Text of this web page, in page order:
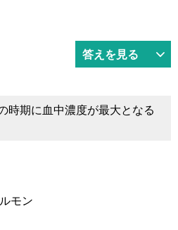
答えを見る
時期に血中濃度が最大となる
モン